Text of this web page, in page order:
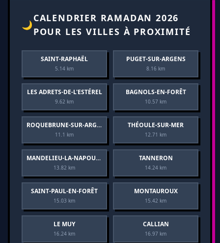
🌙
CALENDRIER RAMADAN 2026
POUR LES VILLES À PROXIMITÉ
SAINT-RAPHAËL
5.14 km
PUGET-SUR-ARGENS
8.16 km
LES ADRETS-DE-L'ESTÉREL
9.62 km
BAGNOLS-EN-FORÊT
10.57 km
ROQUEBRUNE-SUR-ARGENS
11.1 km
THÉOULE-SUR-MER
12.71 km
MANDELIEU-LA-NAPOULE
13.82 km
TANNERON
14.24 km
SAINT-PAUL-EN-FORÊT
15.03 km
MONTAUROUX
15.42 km
LE MUY
16.24 km
CALLIAN
16.97 km